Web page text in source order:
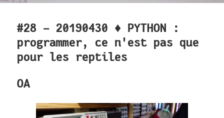
#28 - 20190430 ♦ PYTHON :
programmer, ce n'est pas que
pour les reptiles
OA